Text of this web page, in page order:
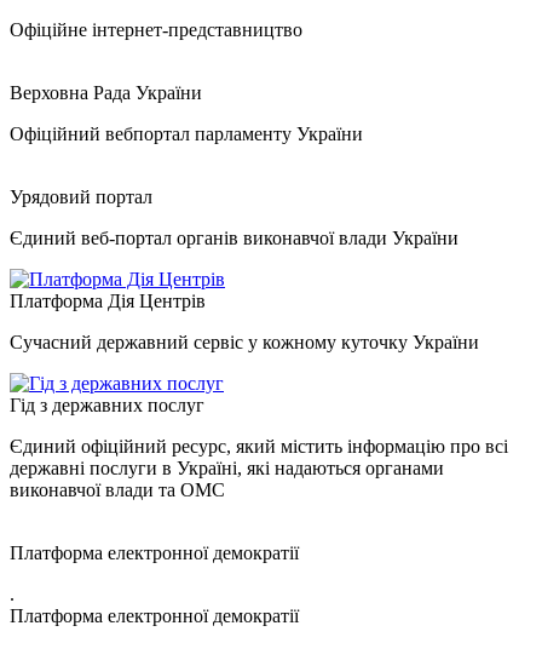
Офіційне інтернет-представництво
Верховна Рада України
Офіційний вебпортал парламенту України
Урядовий портал
Єдиний веб-портал органів виконавчої влади України
Платформа Дія Центрів
Сучасний державний сервіс у кожному куточку України
Гід з державних послуг
Єдиний офіційний ресурс, який містить інформацію про всі
державні послуги в Україні, які надаються органами
виконавчої влади та ОМС
Платформа електронної демократії
.
Платформа електронної демократії